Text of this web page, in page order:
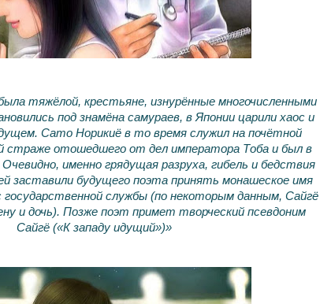
тяжёлой, крестьяне, изнурённые многочисленными
под знамёна самураев, в Японии царили хаос и
Сато Норикиё в то время служил на почётной
страже отошедшего от дел императора Тоба и был в
именно грядущая разруха, гибель и бедствия
заставили будущего поэта принять монашеское имя
государственной службы (по некоторым данным, Сайгё
и дочь). Позже поэт примет творческий псевдоним
Сайгё («К западу идущий»)»